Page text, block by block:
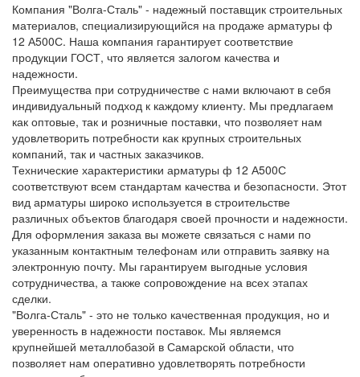
Компания "Волга-Сталь" - надежный поставщик строительных
материалов, специализирующийся на продаже арматуры ф
12 А500С. Наша компания гарантирует соответствие
продукции ГОСТ, что является залогом качества и
надежности.
Преимущества при сотрудничестве с нами включают в себя
индивидуальный подход к каждому клиенту. Мы предлагаем
как оптовые, так и розничные поставки, что позволяет нам
удовлетворить потребности как крупных строительных
компаний, так и частных заказчиков.
Технические характеристики арматуры ф 12 А500С
соответствуют всем стандартам качества и безопасности. Этот
вид арматуры широко используется в строительстве
различных объектов благодаря своей прочности и надежности.
Для оформления заказа вы можете связаться с нами по
указанным контактным телефонам или отправить заявку на
электронную почту. Мы гарантируем выгодные условия
сотрудничества, а также сопровождение на всех этапах
сделки.
"Волга-Сталь" - это не только качественная продукция, но и
уверенность в надежности поставок. Мы являемся
крупнейшей металлобазой в Самарской области, что
позволяет нам оперативно удовлетворять потребности